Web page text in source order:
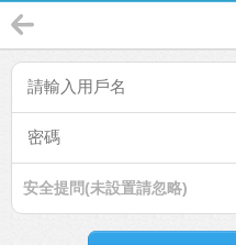
安全提問(未設置請忽略)